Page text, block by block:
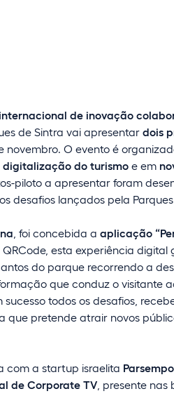
de inovação
de Sintra vai apresentar dois
novembro. O evento é
digitalização do turismo e em
piloto a apresentar foram
desafios lançados pela
, foi concebida a aplicação
esta experiência
do parque recorrendo a
que conduz o visitante
todos os desafios,
que pretende atrair novos
com a startup israelita Parsempo
de Corporate TV , presente